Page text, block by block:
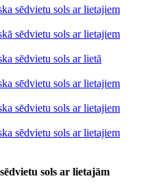
sols ar lietajām